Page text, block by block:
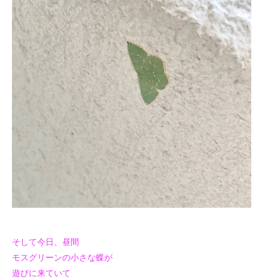
そして今日、昼間
モスグリーンの小さな蝶が
遊びに来ていて